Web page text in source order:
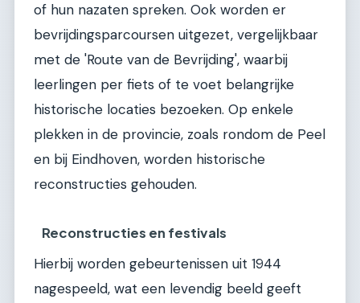
of hun nazaten spreken. Ook worden er
bevrijdingsparcoursen uitgezet, vergelijkbaar
met de 'Route van de Bevrijding', waarbij
leerlingen per fiets of te voet belangrijke
historische locaties bezoeken. Op enkele
plekken in de provincie, zoals rondom de Peel
en bij Eindhoven, worden historische
reconstructies gehouden.
Reconstructies en festivals
Hierbij worden gebeurtenissen uit 1944
nagespeeld, wat een levendig beeld geeft